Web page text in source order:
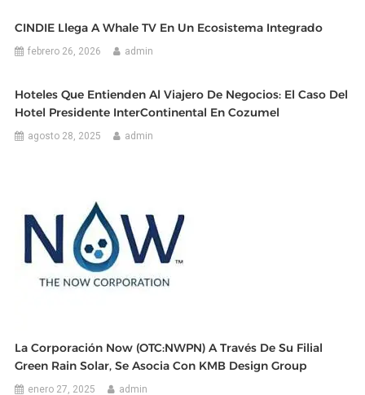
CINDIE Llega A Whale TV En Un Ecosistema Integrado
febrero 26, 2026 admin
Hoteles Que Entienden Al Viajero De Negocios: El Caso Del
Hotel Presidente InterContinental En Cozumel
agosto 28, 2025 admin
La Corporación Now (OTC:NWPN) A Través De Su Filial
Green Rain Solar, Se Asocia Con KMB Design Group
enero 27, 2025 admin